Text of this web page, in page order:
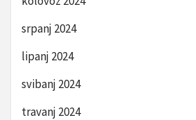
srpanj 2024
lipanj 2024
svibanj 2024
travanj 2024